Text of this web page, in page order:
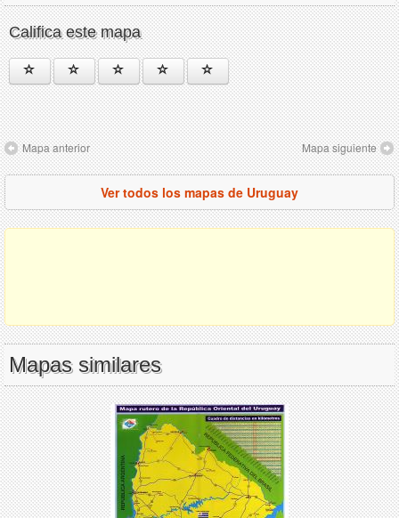
Califica este mapa
Mapa anterior Mapa siguiente
Ver todos los mapas de Uruguay
Mapas similares